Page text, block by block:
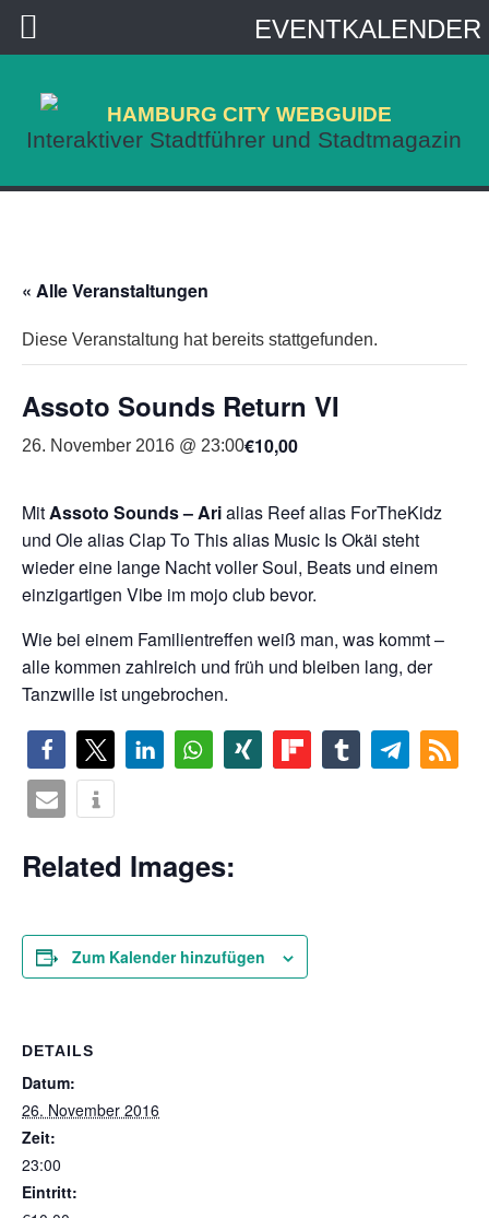
HAMBURG CITY WEBGUIDE
Interaktiver Stadtführer und Stadtmagazin
« Alle Veranstaltungen
Diese Veranstaltung hat bereits stattgefunden.
Assoto Sounds Return VI
26. November 2016 @ 23:00€10,00
MitAssoto Sounds – Arialias Reef alias ForTheKidz
und Ole alias Clap To This alias Music Is Okäi steht
wieder eine lange Nacht voller Soul, Beats und einem
einzigartigen Vibe im mojo club bevor.
Wie bei einem Familientreffen weiß man, was kommt –
alle kommen zahlreich und früh und bleiben lang, der
Tanzwille ist ungebrochen.
Related Images:
Zum Kalender hinzufügen
DETAILS
Datum:
26. November 2016
Zeit:
23:00
Eintritt:
EVENTKALENDER